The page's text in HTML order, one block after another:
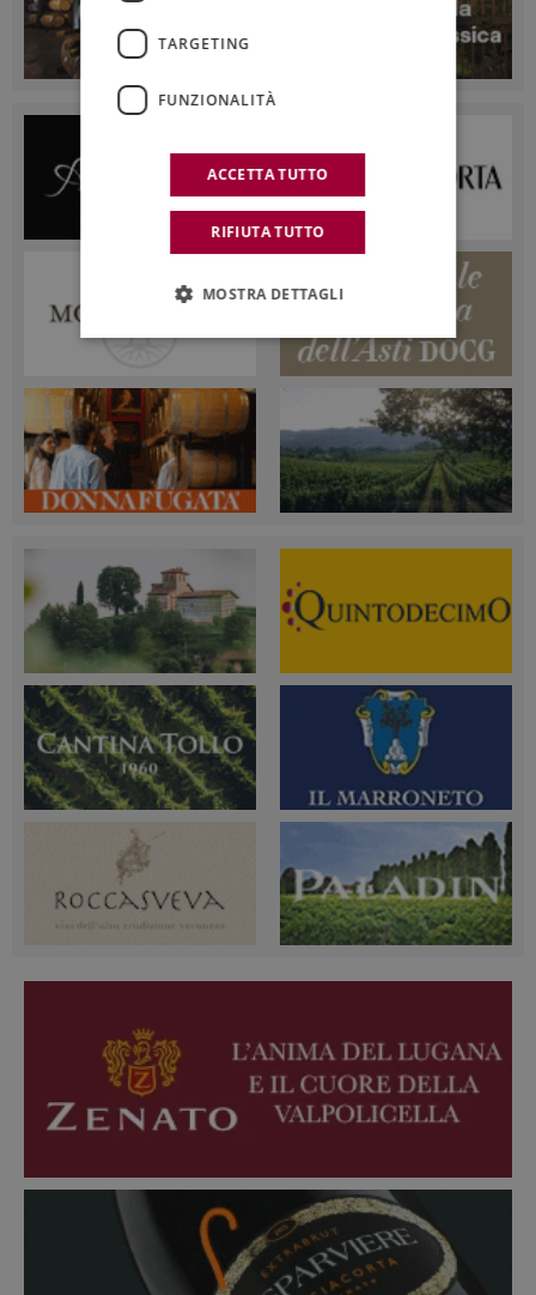
TARGETING
FUNZIONALITÀ
ACCETTA TUTTO
RIFIUTA TUTTO
MOSTRA DETTAGLI